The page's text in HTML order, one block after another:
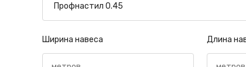
Ширина навеса Длина